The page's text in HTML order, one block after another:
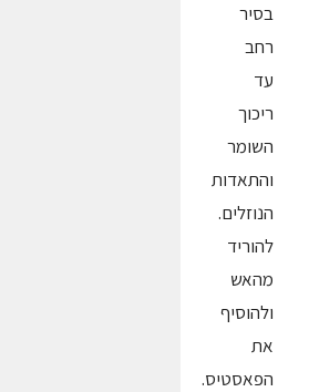
בסיר
רחב
עד
ריכוך
השומר
והתאדות
הנוזלים.
להוריד
מהאש
ולהוסיף
את
הפאסטיס.